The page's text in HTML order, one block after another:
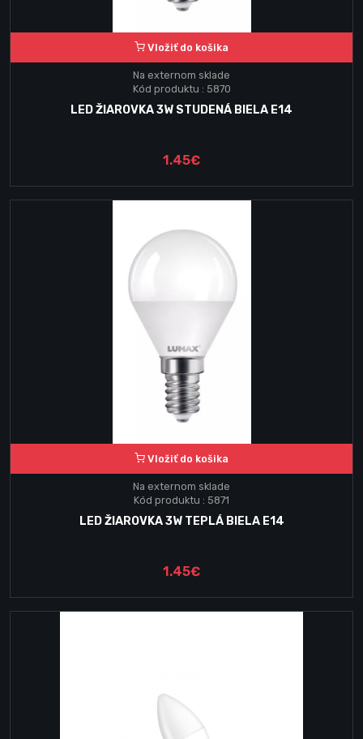
Vložiť do košika
Na externom sklade
Kód produktu : 5870
LED ŽIAROVKA 3W STUDENÁ BIELA E14
1.45€
Vložiť do košika
Na externom sklade
Kód produktu : 5871
LED ŽIAROVKA 3W TEPLÁ BIELA E14
1.45€